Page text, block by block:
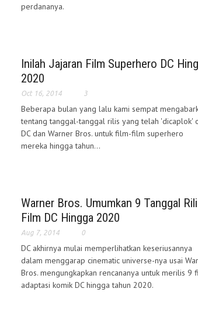
perdananya.
Inilah Jajaran Film Superhero DC
2020
Oct 16, 2014 3
Beberapa bulan yang lalu kami sempat
tentang tanggal-tanggal rilis yang telah 'dicaplok'
DC dan Warner Bros. untuk film-film superhero
mereka hingga tahun...
Warner Bros. Umumkan 9 Tanggal
Film DC Hingga 2020
Aug 7, 2014 0
DC akhirnya mulai memperlihatkan keseriusannya
dalam menggarap cinematic universe-nya usai
Bros. mengungkapkan rencananya untuk merilis 9
adaptasi komik DC hingga tahun 2020.